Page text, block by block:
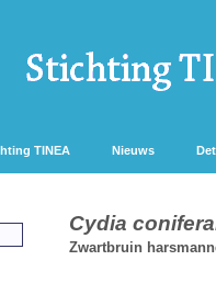
TINEA Nieuws
Cydia
Zwartbruin